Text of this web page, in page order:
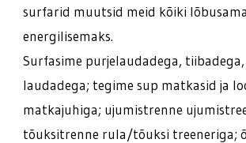
surfarid muutsid meid kõiki
energilisemaks.
Surfasime purjelaudadega,
laudadega; tegime sup matkasid ja
matkajuhiga; ujumistrenne
tõuksitrenne rula/tõuksi treeneriga;